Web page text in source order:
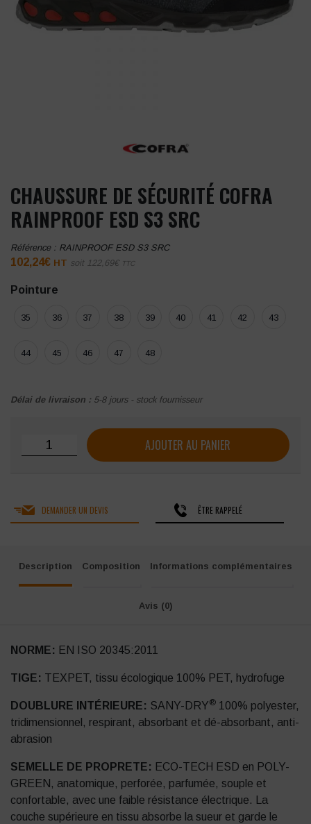
CHAUSSURE DE SÉCURITÉ COFRA
RAINPROOF ESD S3 SRC
Référence : RAINPROOF ESD S3 SRC
102,24€ HT soit 122,69€ TTC
Pointure
35 36 37 38 39 40 41 42 43
44 45 46 47 48
Délai de livraison : 5-8 jours - stock fournisseur
quantité de Chaussure de sécurité COFRA RAINPROOF
AJOUTER AU PANIER
DEMANDER UN DEVIS ÊTRE RAPPELÉ
Description Composition Informations complémentaires
Avis (0)
NORME: EN ISO 20345:2011
TIGE: TEXPET, tissu écologique 100% PET, hydrofuge
DOUBLURE INTÉRIEURE: SANY-DRY® 100% polyester,
tridimensionnel, respirant, absorbant et dé-absorbant, anti-
abrasion
SEMELLE DE PROPRETE: ECO-TECH ESD en POLY-
GREEN, anatomique, perforée, parfumée, souple et
confortable, avec une faible résistance électrique. La
couche supérieure en tissu absorbe la sueur et garde le